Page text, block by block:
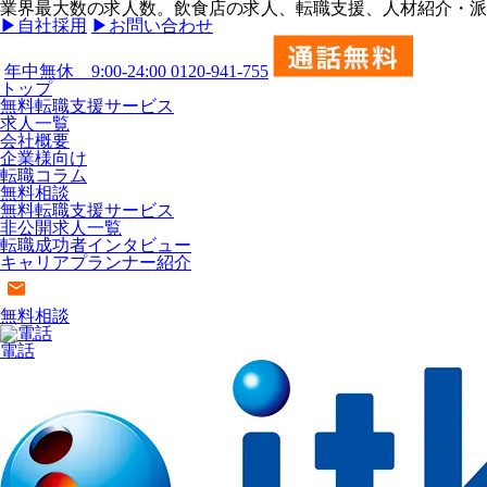
業界最大数の求人数。飲食店の求人、転職支援、人材紹介・
▶︎自社採用 ▶︎お問い合わせ
年中無休 9:00-24:00 0120-941-755
トップ
無料転職支援サービス
求人一覧
会社概要
企業様向け
転職コラム
無料相談
無料転職支援サービス
非公開求人一覧
転職成功者インタビュー
キャリアプランナー紹介
無料相談
電話